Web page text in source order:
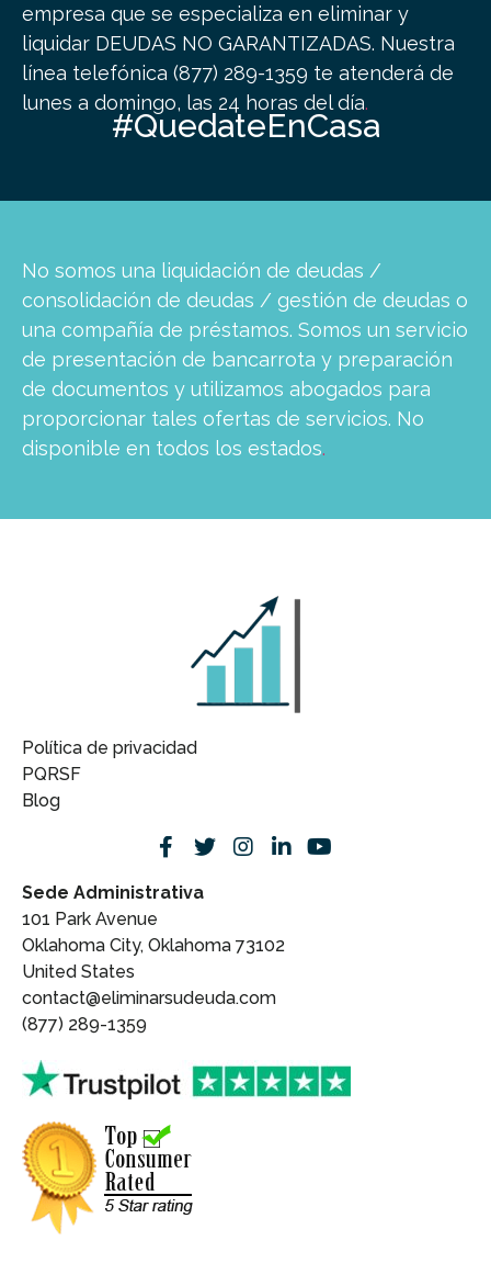
empresa que se especializa en eliminar y
liquidar DEUDAS NO GARANTIZADAS. Nuestra
línea telefónica (877) 289-1359 te atenderá de
lunes a domingo, las 24 horas del día.
#QuedateEnCasa
No somos una liquidación de deudas /
consolidación de deudas / gestión de deudas o
una compañía de préstamos. Somos un servicio
de presentación de bancarrota y preparación
de documentos y utilizamos abogados para
proporcionar tales ofertas de servicios. No
disponible en todos los estados.
Política de privacidad
PQRSF
Blog
Sede Administrativa
101 Park Avenue
Oklahoma City, Oklahoma 73102
United States
contact@eliminarsudeuda.com
(877) 289-1359